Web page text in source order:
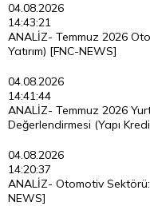
04.08.2026
14:43:21
ANALİZ- Temmuz 2026
Yatırım) [FNC-NEWS]
04.08.2026
14:41:44
ANALİZ- Temmuz 2026
Değerlendirmesi (Yapı
04.08.2026
14:20:37
ANALİZ- Otomotiv Sektörü:
NEWS]